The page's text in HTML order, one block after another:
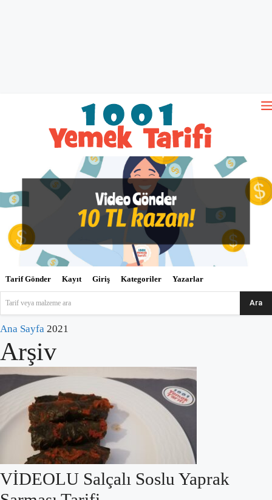
Tarif Gönder Kayıt Giriş Kategoriler Yazarlar
Tarif veya malzeme ara Ara
Ana Sayfa 2021
Arşiv
VİDEOLU Salçalı Soslu Yaprak